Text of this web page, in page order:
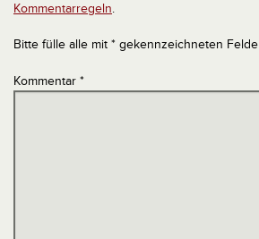
Kommentarregeln.
Bitte fülle alle mit * gekennzeichneten
Kommentar *